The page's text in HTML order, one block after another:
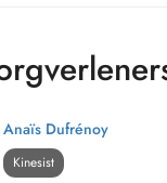
Anaïs Dufrénoy
Kinesist